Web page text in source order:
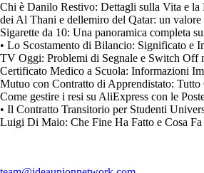
Chi è Danilo Restivo: Dettagli sulla Vita e la
dei Al Thani e dellemiro del Qatar: un
Sigarette da 10: Una panoramica completa
• Lo Scostamento di Bilancio: Significato e
TV Oggi: Problemi di Segnale e Switch Off
Certificato Medico a Scuola: Informazioni
Mutuo con Contratto di Apprendistato:
Come gestire i resi su AliExpress con le
• Il Contratto Transitorio per Studenti
Luigi Di Maio: Che Fine Ha Fatto e Cosa Fa